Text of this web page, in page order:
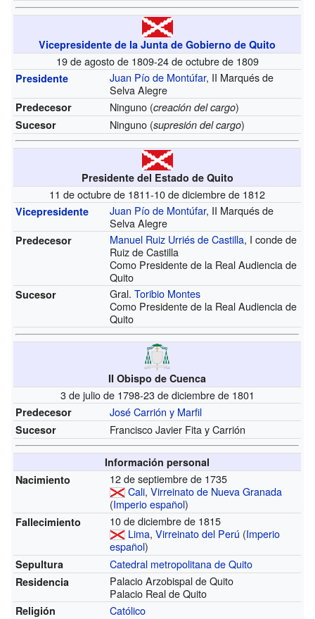
Vicepresidente de la Junta de Gobierno de Quito
19 de agosto de 1809-24 de octubre de 1809
Presidente Juan Pío de Montúfar, II Marqués de
Selva Alegre
Predecesor Ninguno (creación del cargo)
Sucesor Ninguno (supresión del cargo)
Presidente del Estado de Quito
11 de octubre de 1811-10 de diciembre de 1812
Vicepresidente Juan Pío de Montúfar, II Marqués de
Selva Alegre
Predecesor Manuel Ruiz Urriés de Castilla, I conde de
Ruiz de Castilla
Como Presidente de la Real Audiencia de
Quito
Sucesor Gral.Toribio Montes
Como Presidente de la Real Audiencia de
Quito
II Obispo de Cuenca
3 de julio de 1798-23 de diciembre de 1801
Predecesor José Carrión y Marfil
Sucesor Francisco Javier Fita y Carrión
Información personal
Nacimiento
12 de septiembre de 1735
Cali,Virreinato de Nueva Granada
(Imperio español)
Fallecimiento
10 de diciembre de 1815
Lima,Virreinato del Perú (Imperio
español)
Sepultura Catedral metropolitana de Quito
Residencia
Palacio Arzobispal de Quito
Palacio Real de Quito
Religión Católico